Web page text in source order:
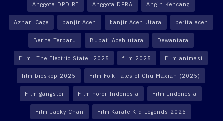
Anggota DPD RI Anggota DPRA Angin Kencang
Azhari Cage banjir Aceh banjir Aceh Utara berita aceh
Berita Terbaru Bupati Aceh utara Dewantara
Film "The Electric State" 2025 film 2025 Film animasi
film bioskop 2025 Film Folk Tales of Chu Maxian (2025)
Film gangster Film horor Indonesia Film Indonesia
Film Jacky Chan Film Karate Kid Legends 2025